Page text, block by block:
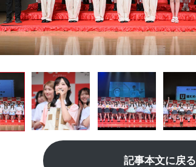
記事本文に戻る